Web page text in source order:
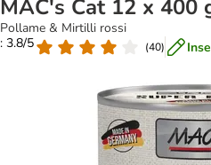
MAC's Cat 12 x 400
Pollame & Mirtilli rossi
: 3.8/5
(40)